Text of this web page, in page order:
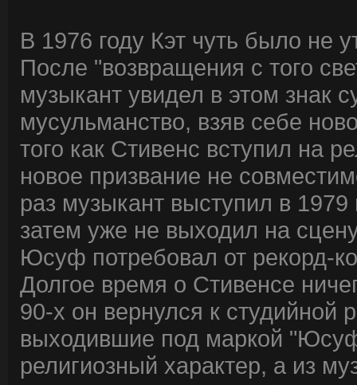
В 1976 году Кэт чуть было не
После "возвращения с того
музыкант увидел в этом знак
мусульманство, взяв себе
того как Стивенс вступил на
новое призвание не
раз музыкант выступил в 1979
затем уже не выходил на
Юсуф потребовал от рекорд-
Долгое время о Стивенсе
90-х он вернулся к студийной
выходившие под маркой
религиозный характер, а из